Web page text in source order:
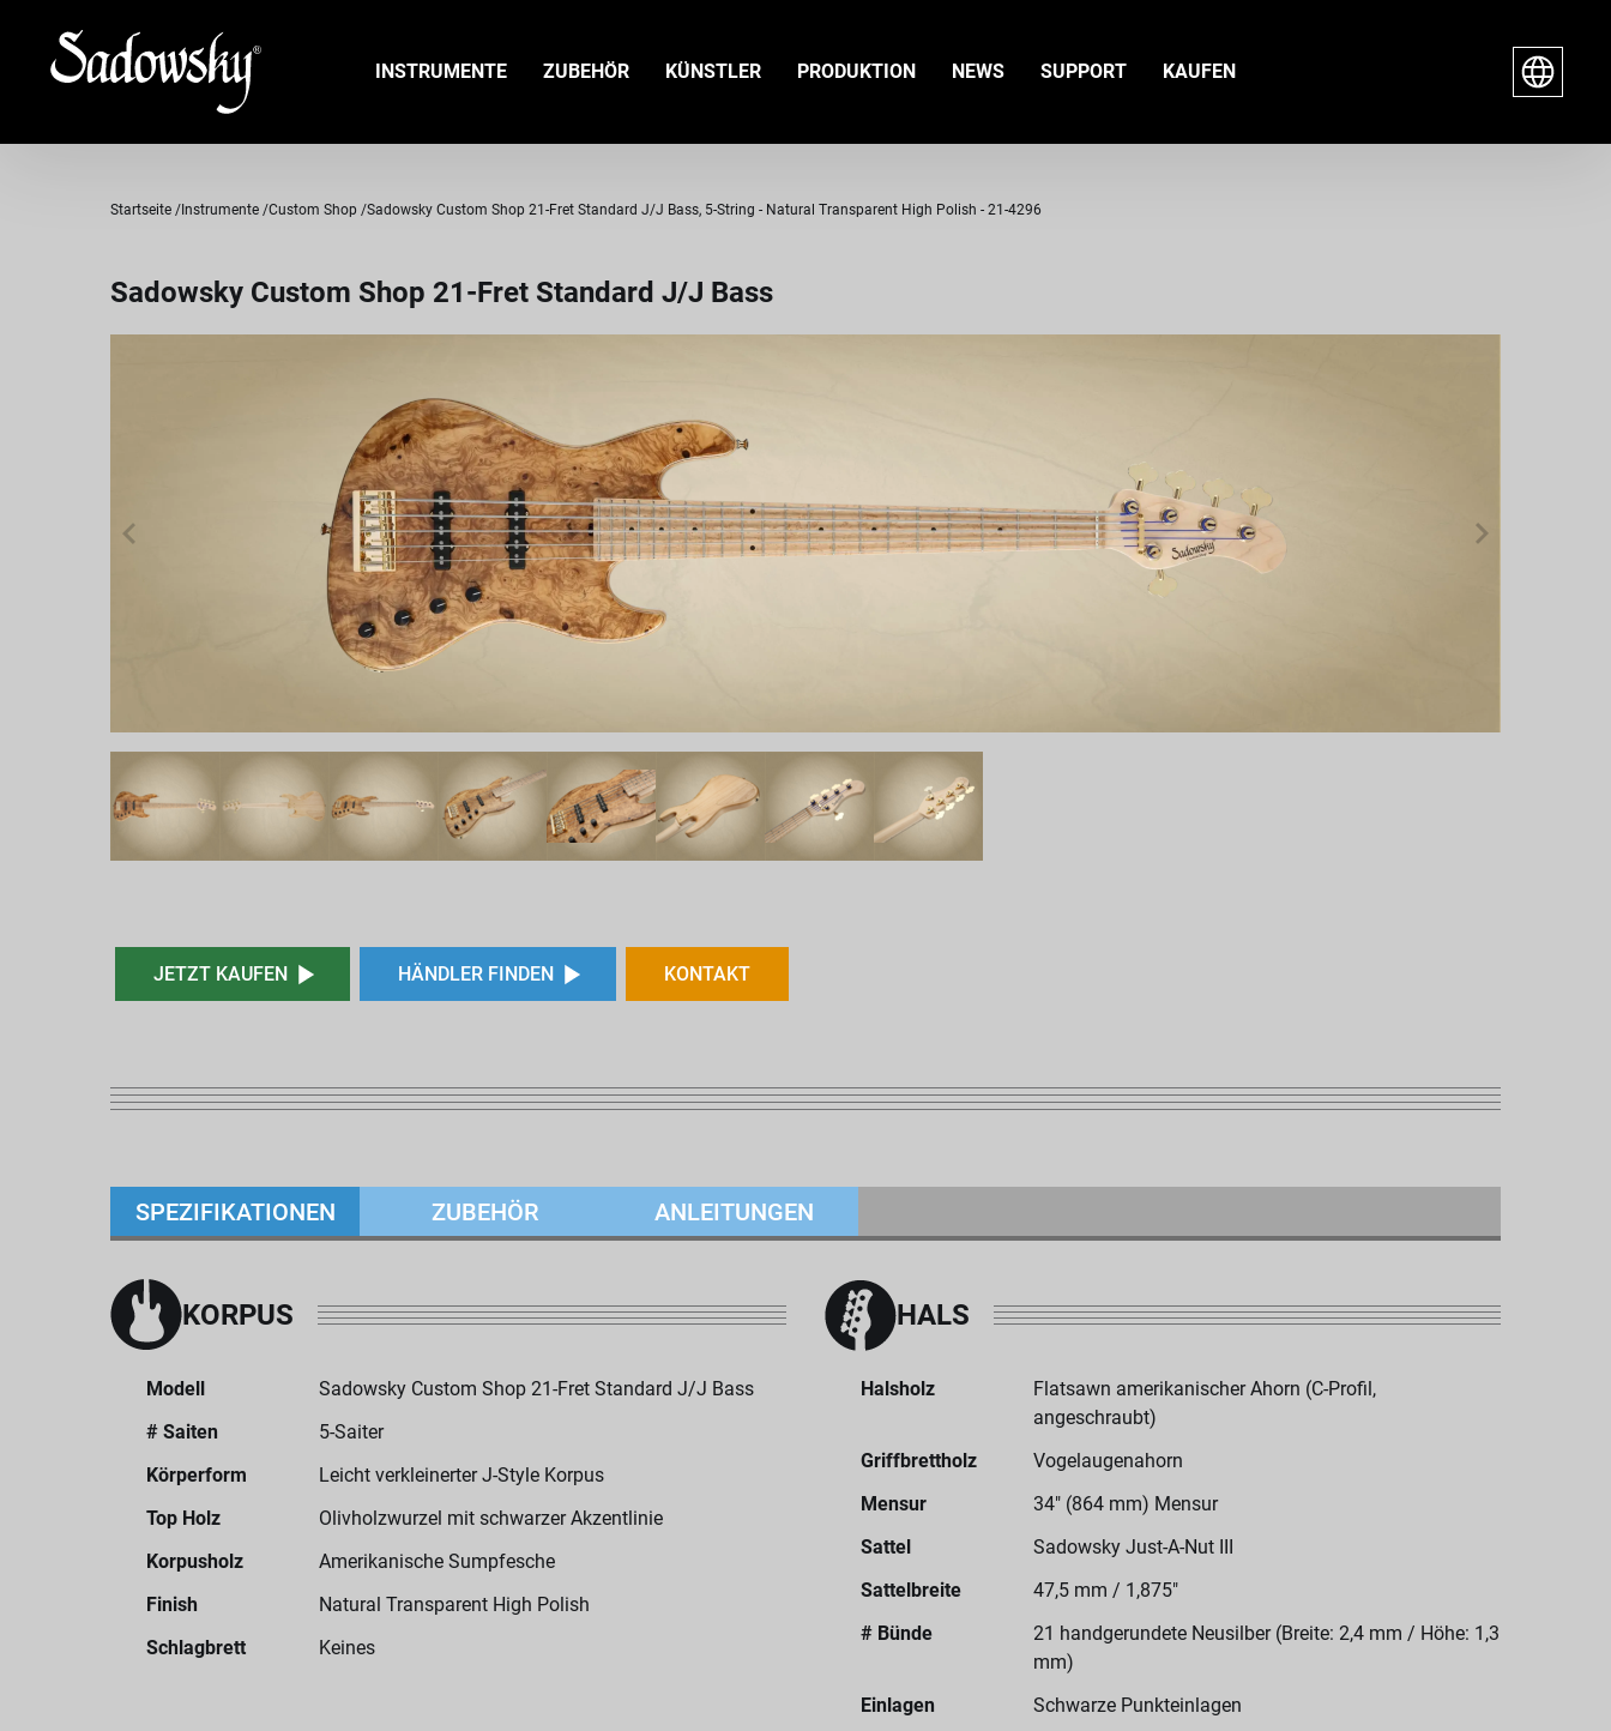
INSTRUMENTE ZUBEHÖR KÜNSTLER PRODUKTION NEWS SUPPORT KAUFEN
Startseite Instrumente Custom Shop Sadowsky Custom Shop 21-Fret Standard J/J Bass, 5-String - Natural Transparent High Polish - 21-4296
Sadowsky Custom Shop 21-Fret Standard J/J Bass
JETZT KAUFEN HÄNDLER FINDEN KONTAKT
SPEZIFIKATIONEN ZUBEHÖR ANLEITUNGEN
KORPUS
Modell
Sadowsky Custom Shop 21-Fret Standard J/J Bass
# Saiten
5-Saiter
Körperform
Leicht verkleinerter J-Style Korpus
Top Holz
Olivholzwurzel mit schwarzer Akzentlinie
Korpusholz
Amerikanische Sumpfesche
Finish
Natural Transparent High Polish
Schlagbrett
Keines
HALS
Halsholz
Flatsawn amerikanischer Ahorn (C-Profil,
angeschraubt)
Griffbrettholz
Vogelaugenahorn
Mensur
34" (864 mm) Mensur
Sattel
Sadowsky Just-A-Nut III
Sattelbreite
47,5 mm / 1,875"
# Bünde
21 handgerundete Neusilber (Breite: 2,4 mm / Höhe: 1,3
mm)
Einlagen
Schwarze Punkteinlagen